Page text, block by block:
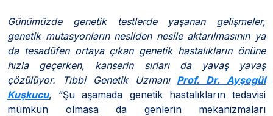
Günümüzde genetik testlerde yaşanan gelişmeler,
genetik mutasyonların nesilden nesile aktarılmasının ya
da tesadüfen ortaya çıkan genetik hastalıkların önüne
hızla geçerken, kanserin sırları da yavaş yavaş
çözülüyor. Tıbbi Genetik Uzmanı Prof. Dr. Ayşegül
Kuşkucu, “Şu aşamada genetik hastalıkların tedavisi
mümkün olmasa da genlerin mekanizmaları